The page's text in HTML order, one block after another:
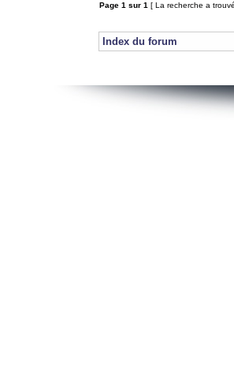
Page 1 sur 1 [ La recherche a
Index du forum